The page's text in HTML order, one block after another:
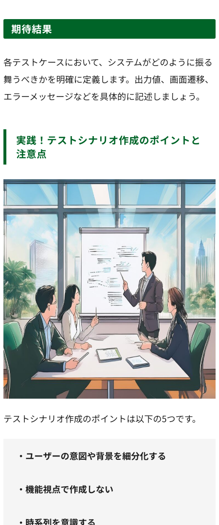
期待結果
各テストケースにおいて、システムがどのように振る
舞うべきかを明確に定義します。出力値、画面遷移、
エラーメッセージなどを具体的に記述しましょう。
実践！テストシナリオ作成のポイントと
注意点
テストシナリオ作成のポイントは以下の5つです。
・ユーザーの意図や背景を細分化する
・機能視点で作成しない
・時系列を意識する